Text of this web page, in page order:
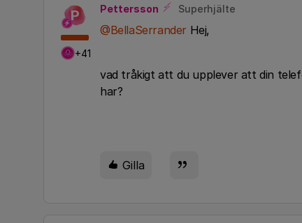
P
+41
Pettersson Superhjälte
@BellaSerrander Hej,
vad tråkigt att du upplever att din
har?
Gilla